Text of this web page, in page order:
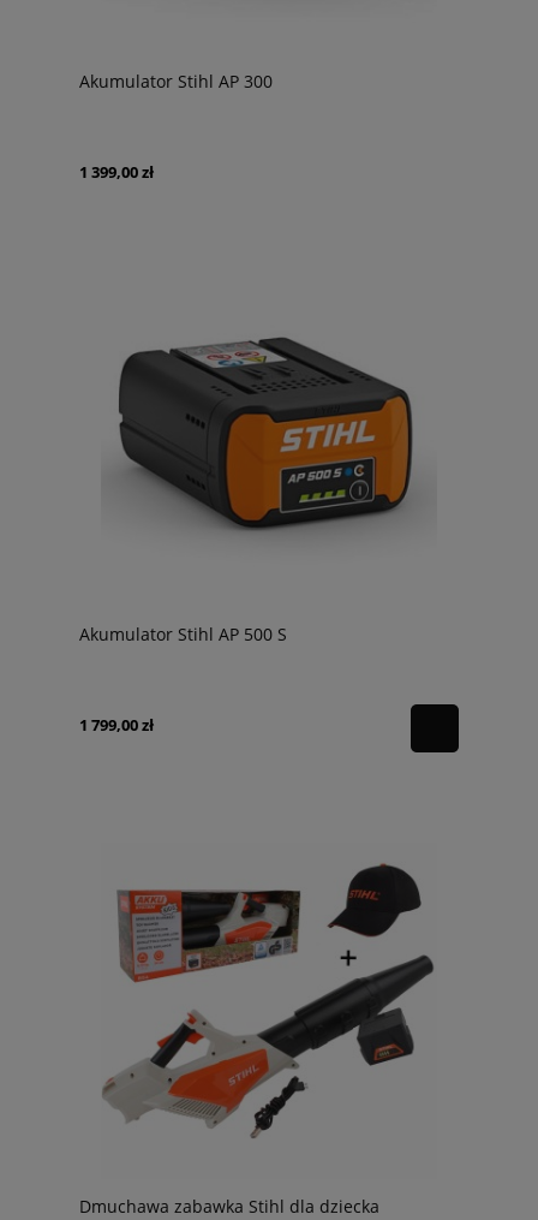
Akumulator Stihl AP 300
1 399,00 zł
Akumulator Stihl AP 500 S
1 799,00 zł
Dmuchawa zabawka Stihl dla dziecka